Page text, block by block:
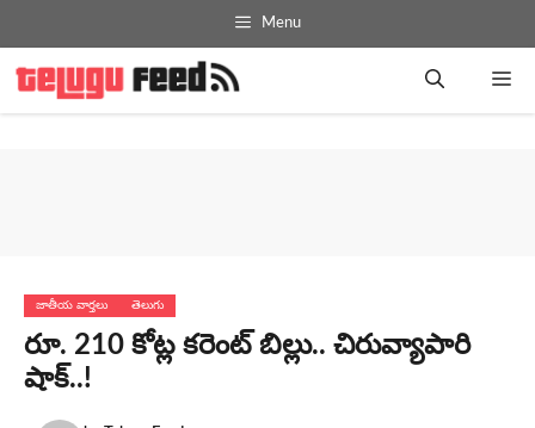
Menu
జాతీయ వార్తలు తెలుగు
రూ. 210 కోట్ల కరెంట్ బిల్లు.. చిరువ్యాపారి
షాక్‌..!